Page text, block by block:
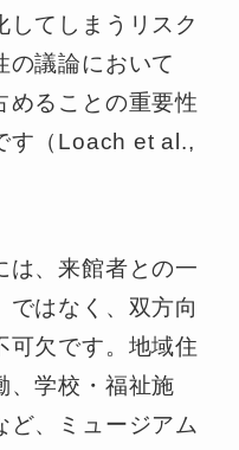
してしまうリスク
の議論において
めることの重要性
す（Loach et al.,
は、来館者との一
ではなく、双方向
可欠です。地域住
、学校・福祉施
ど、ミュージアム